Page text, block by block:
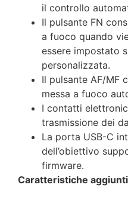
il controllo
Il pulsante FN
a fuoco quando
essere impostato
personalizzata.
Il pulsante AF/MF
messa a fuoco
I contatti
trasmissione dei
La porta USB-C
dell’obiettivo
firmware.
Caratteristiche